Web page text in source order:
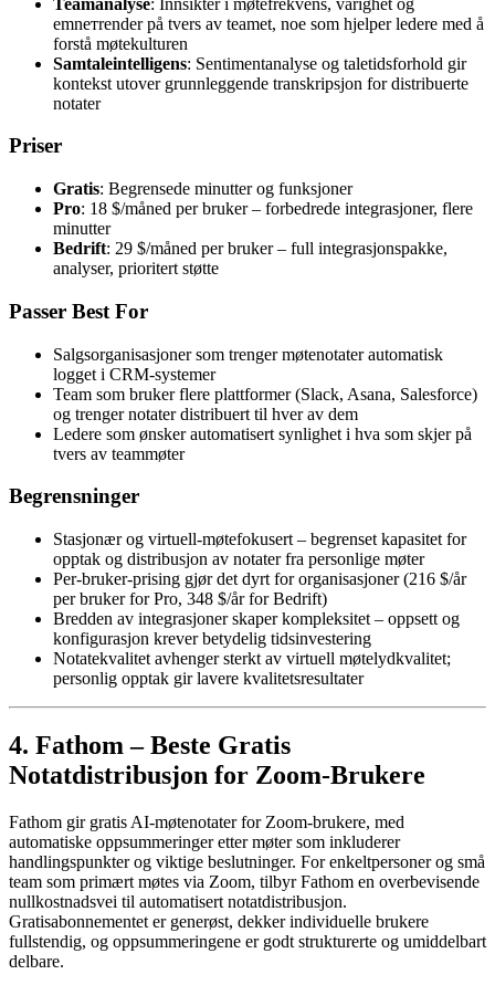
emnетrender på tvers av teamet, noe som hjelper ledere med å
forstå møtekulturen
Samtaleintelligens: Sentimentanalyse og taletidsforhold gir
kontekst utover grunnleggende transkripsjon for distribuerte
notater
Priser
Gratis: Begrensede minutter og funksjoner
Pro: 18 $/måned per bruker – forbedrede integrasjoner, flere
minutter
Bedrift: 29 $/måned per bruker – full integrasjonspakke,
analyser, prioritert støtte
Passer Best For
Salgsorganisasjoner som trenger møtenotater automatisk
logget i CRM-systemer
Team som bruker flere plattformer (Slack, Asana, Salesforce)
og trenger notater distribuert til hver av dem
Ledere som ønsker automatisert synlighet i hva som skjer på
tvers av teammøter
Begrensninger
Stasjonær og virtuell-møtefokusert – begrenset kapasitet for
opptak og distribusjon av notater fra personlige møter
Per-bruker-prising gjør det dyrt for organisasjoner (216 $/år
per bruker for Pro, 348 $/år for Bedrift)
Bredden av integrasjoner skaper kompleksitet – oppsett og
konfigurasjon krever betydelig tidsinvestering
Notatekvalitet avhenger sterkt av virtuell møtelydkvalitet;
personlig opptak gir lavere kvalitetsresultater
4. Fathom – Beste Gratis
Notatdistribusjon for Zoom-Brukere
Fathom gir gratis AI-møtenotater for Zoom-brukere, med
automatiske oppsummeringer etter møter som inkluderer
handlingspunkter og viktige beslutninger. For enkeltpersoner og små
team som primært møtes via Zoom, tilbyr Fathom en overbevisende
nullkostnadsvei til automatisert notatdistribusjon.
Gratisabonnementet er generøst, dekker individuelle brukere
fullstendig, og oppsummeringene er godt strukturerte og umiddelbart
delbare.